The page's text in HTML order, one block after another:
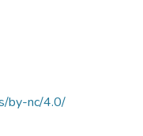
by-nc/4.0/